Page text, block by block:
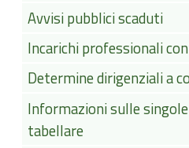
Avvisi pubblici scaduti
Incarichi professionali
Determine dirigenziali a
Informazioni sulle
tabellare